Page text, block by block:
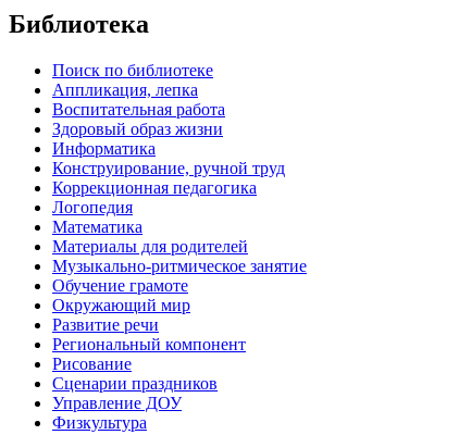
Библиотека
Поиск по библиотеке
Аппликация, лепка
Воспитательная работа
Здоровый образ жизни
Информатика
Конструирование, ручной труд
Коррекционная педагогика
Логопедия
Математика
Материалы для родителей
Музыкально-ритмическое занятие
Обучение грамоте
Окружающий мир
Развитие речи
Региональный компонент
Рисование
Сценарии праздников
Управление ДОУ
Физкультура